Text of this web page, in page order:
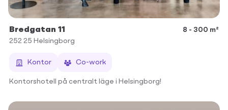
Bredgatan 11
8 - 300 m²
252 25 Helsingborg
Kontor Co-work
Kontorshotell på centralt läge i Helsingborg!